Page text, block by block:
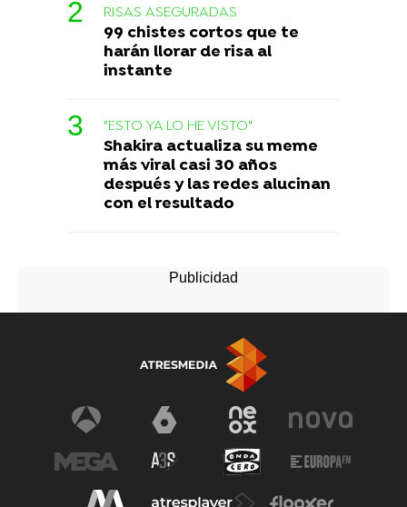
RISAS ASEGURADAS
99 chistes cortos que te
harán llorar de risa al
instante
"ESTO YA LO HE VISTO"
Shakira actualiza su meme
más viral casi 30 años
después y las redes alucinan
con el resultado